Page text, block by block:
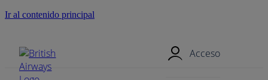
Ir al contenido principal
Acceso